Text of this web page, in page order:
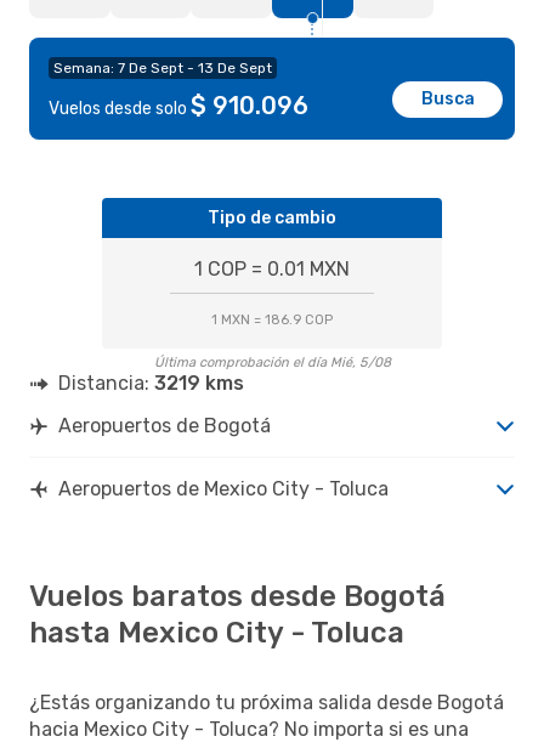
Semana: 7 De Sept - 13 De Sept
Vuelos desde solo $ 910.096 Busca
Tipo de cambio
1 COP = 0.01 MXN
1 MXN = 186.9 COP
Última comprobación el día Mié, 5/08
Distancia: 3219 kms
Aeropuertos de Bogotá
Aeropuertos de Mexico City - Toluca
Vuelos baratos desde Bogotá
hasta Mexico City - Toluca
¿Estás organizando tu próxima salida desde Bogotá
hacia Mexico City - Toluca? No importa si es una